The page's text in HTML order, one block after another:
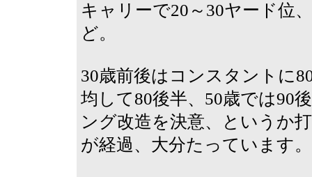
キャリーで20～30ヤード位
ど。
30歳前後はコンスタントに
均して80後半、50歳では90
ング改造を決意、というか
が経過、大分たっています。